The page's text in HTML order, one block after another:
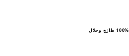
100% طازج وحلال